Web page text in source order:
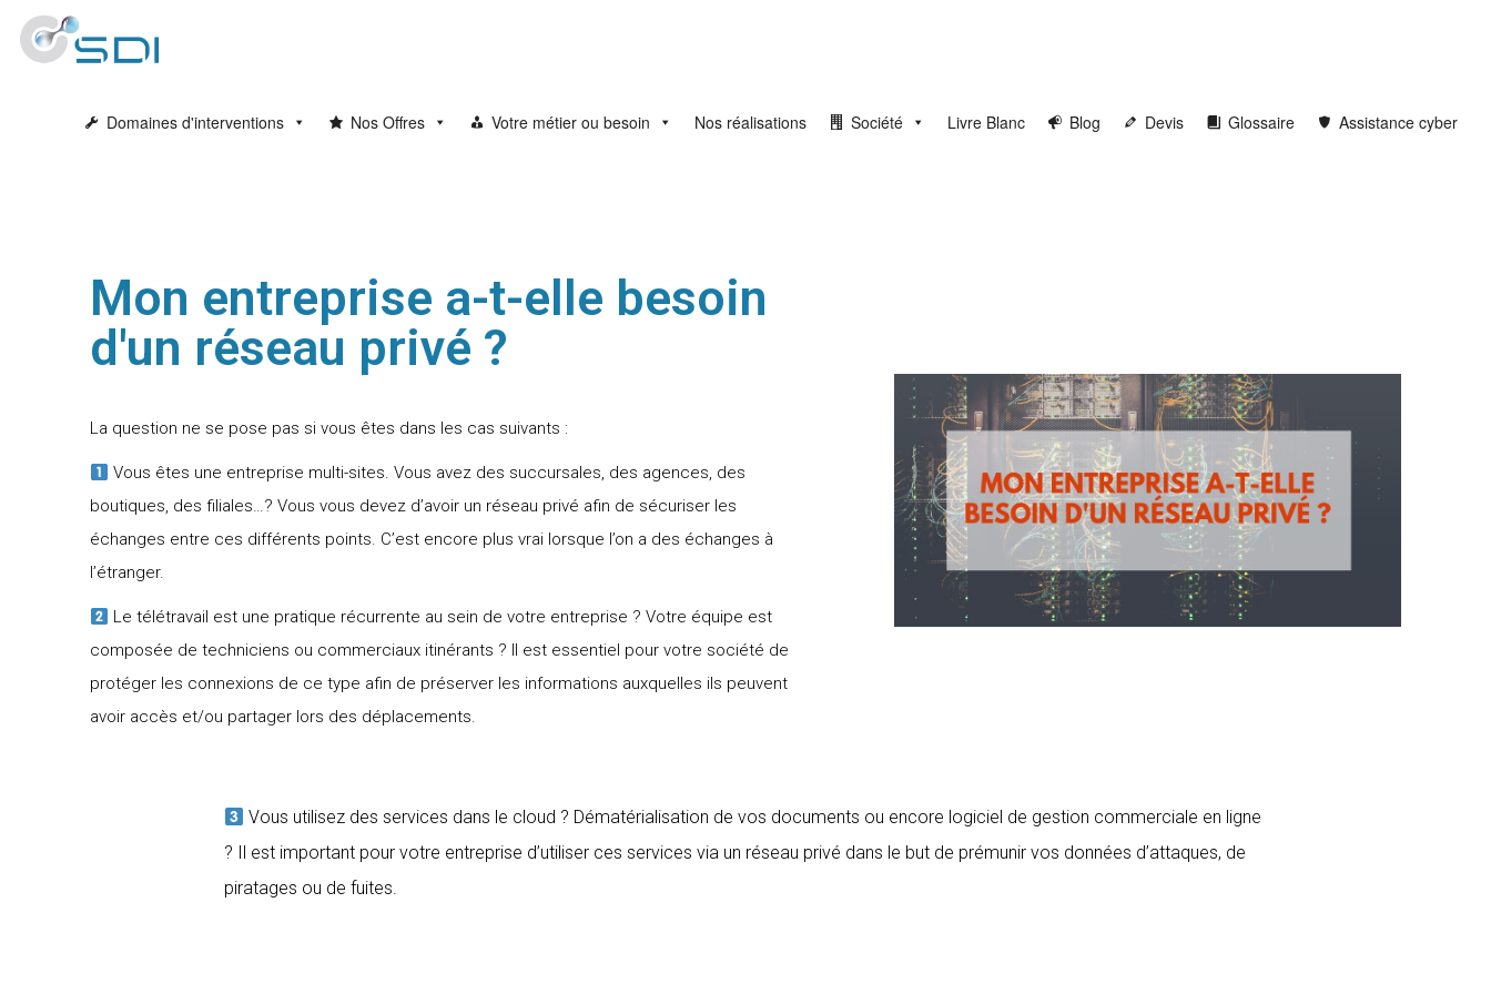
Domaines d'interventions Nos Offres Votre métier ou besoin Nos réalisations Société Livre Blanc Blog Devis Glossaire Assistance cyber
Mon entreprise a-t-elle besoin
d'un réseau privé ?
La question ne se pose pas si vous êtes dans les cas suivants :
Vous êtes une entreprise multi-sites. Vous avez des succursales, des agences, des
boutiques, des filiales…? Vous vous devez d’avoir un réseau privé afin de sécuriser les
échanges entre ces différents points. C’est encore plus vrai lorsque l’on a des échanges à
l’étranger.
Le télétravail est une pratique récurrente au sein de votre entreprise ? Votre équipe est
composée de techniciens ou commerciaux itinérants ? Il est essentiel pour votre société de
protéger les connexions de ce type afin de préserver les informations auxquelles ils peuvent
avoir accès et/ou partager lors des déplacements.
Vous utilisez des services dans le cloud ? Dématérialisation de vos documents ou encore logiciel de gestion commerciale en ligne
? Il est important pour votre entreprise d’utiliser ces services via un réseau privé dans le but de prémunir vos données d’attaques, de
piratages ou de fuites.